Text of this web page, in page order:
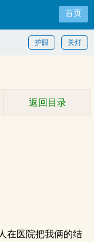
首页
关灯
护眼
返回目录
在医院把我俩的结